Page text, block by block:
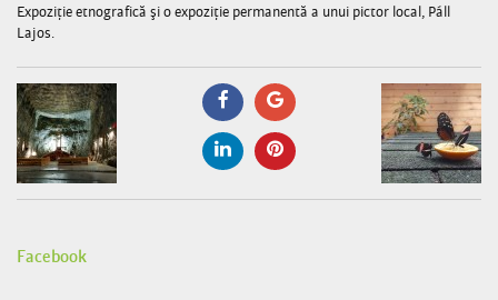
Expoziţie etnografică şi o expoziţie permanentă a unui pictor local, Páll
Lajos.
Facebook